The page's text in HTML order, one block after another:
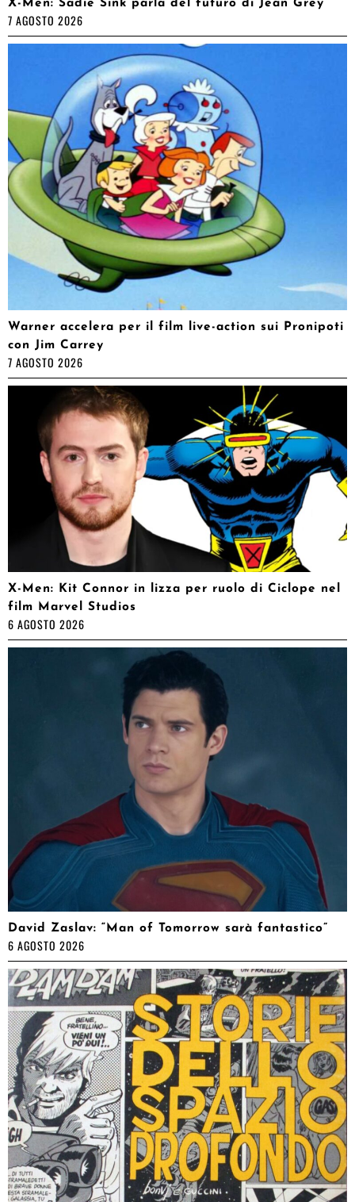
X-Men: Sadie Sink parla del futuro di Jean Grey
7 AGOSTO 2026
Warner accelera per il film live-action sui Pronipoti
con Jim Carrey
7 AGOSTO 2026
X-Men: Kit Connor in lizza per ruolo di Ciclope nel
film Marvel Studios
6 AGOSTO 2026
David Zaslav: “Man of Tomorrow sarà fantastico”
6 AGOSTO 2026